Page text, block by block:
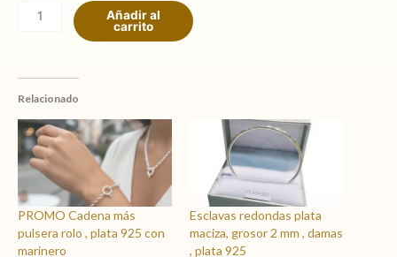
separadores
Plata
por
cantidad
Añadir al
carrito
Relacionado
PROMO Cadena más
pulsera rolo , plata 925 con
marinero
Esclavas redondas plata
maciza, grosor 2 mm , damas
, plata 925